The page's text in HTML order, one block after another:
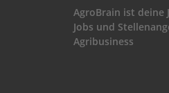
AgroBrain ist deine
Jobs und
Agribusiness